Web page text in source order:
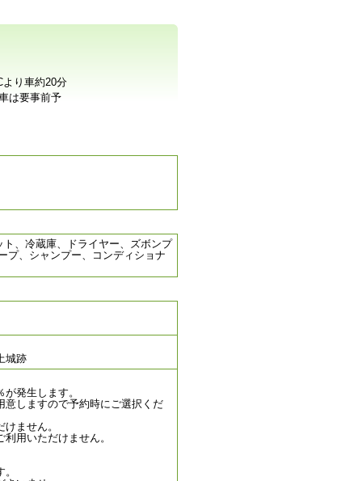
り車約20分
は要事前予
、冷蔵庫、ドライヤー、ズボンプ
プ、シャンプー、コンディショナ
城跡
発生します。
意しますので予約時にご選択くだ
ません。
用いただけません。